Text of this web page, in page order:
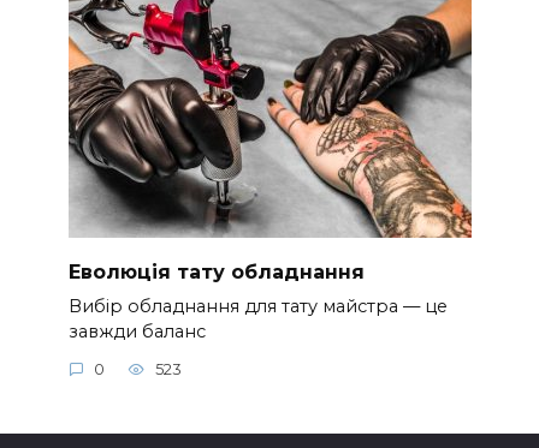
Еволюція тату обладнання
Вибір обладнання для тату майстра — це
завжди баланс
0 523